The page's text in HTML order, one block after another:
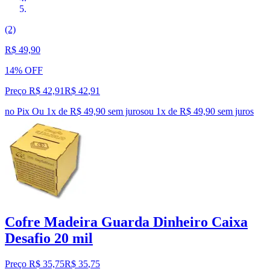
(2)
R$ 49,90
14% OFF
Preço R$ 42,91R$ 42,91
no Pix Ou 1x de R$ 49,90 sem jurosou 1x de R$ 49,90 sem juros
Cofre Madeira Guarda Dinheiro Caixa
Desafio 20 mil
Preço R$ 35,75R$ 35,75